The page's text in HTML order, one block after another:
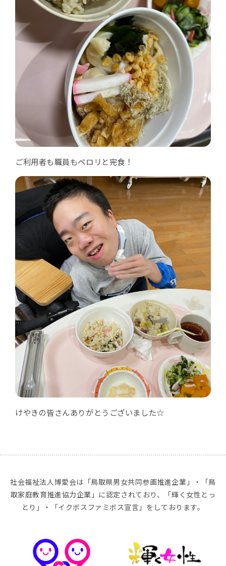
ご利用者も職員もペロリと完食！
けやきの皆さんありがとうございました☆
社会福祉法人博愛会は「鳥取県男女共同参画推進企業」・「鳥
取家庭教育推進協力企業」に認定されており、「輝く女性とっ
とり」・「イクボスファミボス宣言」をしております。